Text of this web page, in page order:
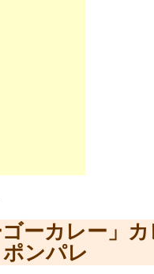
ーカレー」
ンパレ